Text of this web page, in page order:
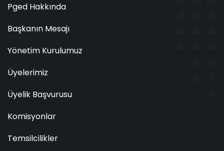
Pged Hakkında
Başkanın Mesajı
Yönetim Kurulumuz
Üyelerimiz
Üyelik Başvurusu
Komisyonlar
Temsilcilikler